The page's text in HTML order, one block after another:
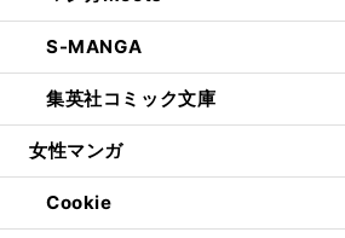
S-MANGA
集英社コミック文庫
女性マンガ
Cookie